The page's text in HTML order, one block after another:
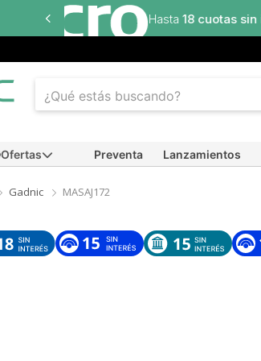
Ofertas Preventa Lanzamientos
Gadnic MASAJ172